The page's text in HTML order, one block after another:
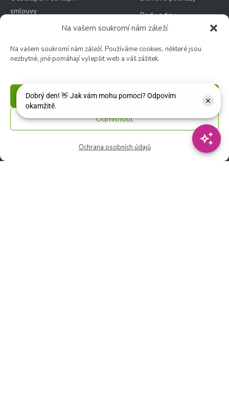
Na vašem soukromí nám záleží
Na vašem soukromí nám záleží. Používáme cookies, některé jsou
nezbytné, jiné pomáhají vylepšit web a váš zážitek.
Příjmout
Odmítnout
Ochrana osobních údajů
smlouvy
Nejčastější dotazy (FAQ)
Reklamace
Doprava, platba a balné
údajů
Zásady používání
souborů cookie
Rady a tipy
Novinky